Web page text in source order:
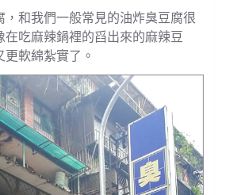
，和我們一般常見的油炸臭豆腐很
吃麻辣鍋裡的舀出來的麻辣豆
軟綿紮實了。